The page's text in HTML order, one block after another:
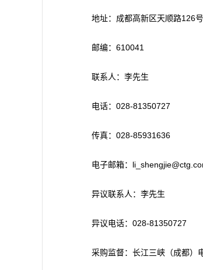
地址：成都高新区天顺路126
邮编：610041
联系人：李先生
电话：028-81350727
传真：028-85931636
电子邮箱：
异议联系人：李先生
异议电话：028-81350727
采购监督：长江三峡（成都）